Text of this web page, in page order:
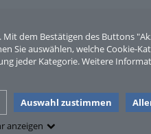
dem Bestätigen des Buttons
Sie auswählen, welche Cookie-
jeder Kategorie. Weitere
Auswahl zustimmen
anzeigen